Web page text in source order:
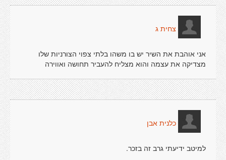
צחית ג
אני אוהבת את השיר יש בו משהו בלתי צפוי הצורניות שלו
מצדיקה את עצמה והוא מצליח להעביר תחושה ואווירה
כלנית אבן
למיטב ידיעתי גרב זה בזכר.